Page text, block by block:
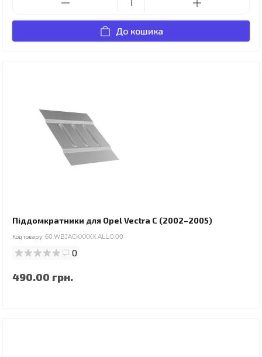
До кошика
Піддомкратники для Opel Vectra C (2002–2005)
Код товару: 60.WBJACKXXXX.ALL.0.00
0
490.00 грн.